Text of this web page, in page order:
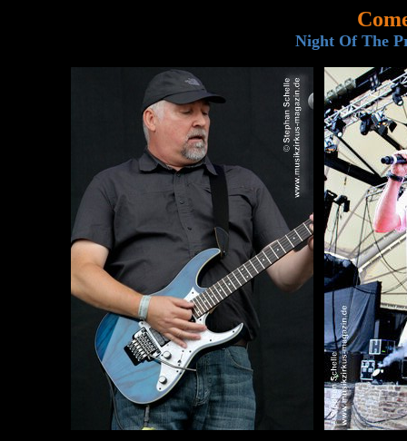
Night Of The